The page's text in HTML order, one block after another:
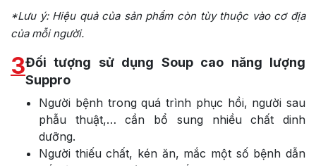
*Lưu ý: Hiệu quả của sản phẩm còn tùy thuộc vào cơ địa
của mỗi người.
3Đối tượng sử dụng Soup cao năng lượng
Suppro
Người bệnh trong quá trình phục hồi, người sau
phẫu thuật,… cần bổ sung nhiều chất dinh
dưỡng.
Người thiếu chất, kén ăn, mắc một số bệnh dẫn